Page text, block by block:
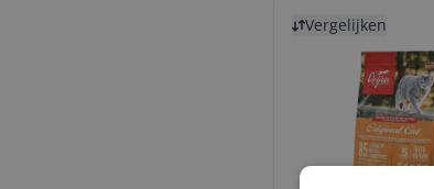
Vergelijken